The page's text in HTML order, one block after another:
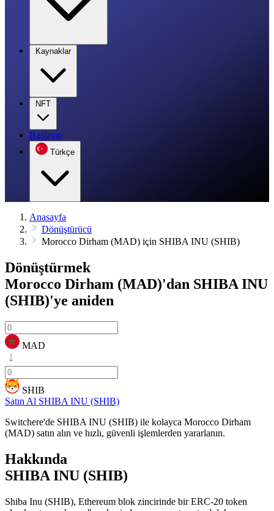
Kaynaklar
NFT
Başlayın
Türkçe
Anasayfa
Dönüştürücü
Morocco Dirham (MAD) için SHIBA INU (SHIB)
Dönüştürmek
Morocco Dirham (MAD)'dan SHIBA INU
(SHIB)'ye aniden
MAD
SHIB
Satın Al SHIBA INU (SHIB)
Switchere'de SHIBA INU (SHIB) ile kolayca Morocco Dirham
(MAD) satın alın ve hızlı, güvenli işlemlerden yararlanın.
Hakkında
SHIBA INU (SHIB)
Shiba Inu (SHIB), Ethereum blok zincirinde bir ERC-20 token